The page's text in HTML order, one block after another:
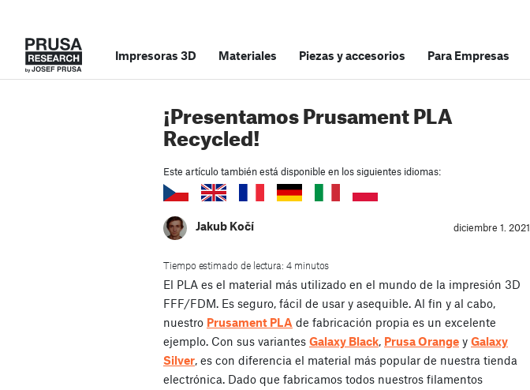
Impresoras 3D Materiales Piezas y accesorios Para Empresas
¡Presentamos Prusament PLA
Recycled!
Este artículo también está disponible en los siguientes idiomas:
Jakub Kočí diciembre 1. 2021
Tiempo estimado de lectura: 4 minutos
El PLA es el material más utilizado en el mundo de la impresión 3D
FFF/FDM. Es seguro, fácil de usar y asequible. Al fin y al cabo,
nuestro Prusament PLA de fabricación propia es un excelente
ejemplo. Con sus variantes Galaxy Black, Prusa Orange y Galaxy
Silver, es con diferencia el material más popular de nuestra tienda
electrónica. Dado que fabricamos todos nuestros filamentos